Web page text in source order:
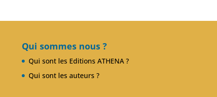
Club Alcibiade Didascaux
Forum enseignants
Qui sommes nous ?
Qui sont les Editions ATHENA ?
Qui sont les auteurs ?